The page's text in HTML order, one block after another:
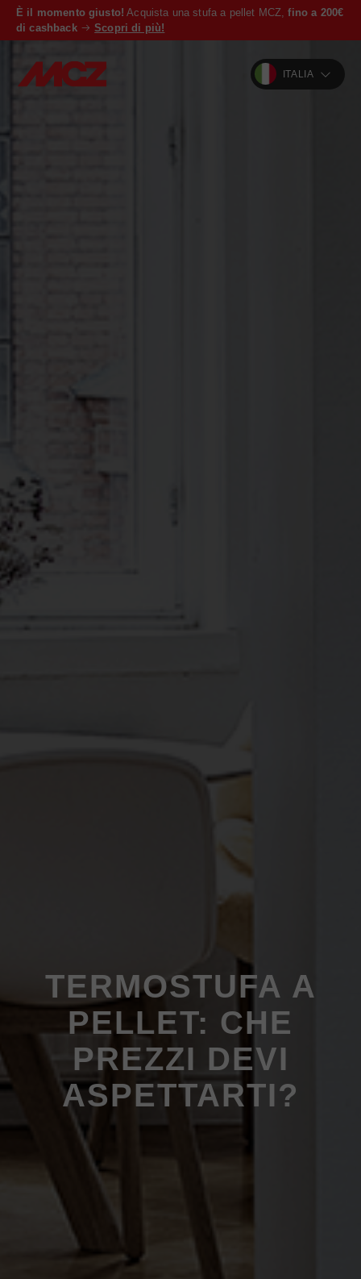
È il momento giusto! Acquista una stufa a pellet MCZ, fino a 200€
di cashback
Scopri di più!
ITALIA
TERMOSTUFA A
PELLET: CHE
PREZZI DEVI
ASPETTARTI?